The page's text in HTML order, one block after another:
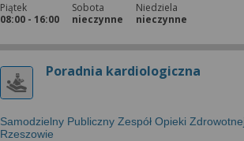
Piątek
08:00 - 16:00
Sobota
nieczynne
Niedziela
nieczynne
Poradnia kardiologiczna
Samodzielny Publiczny Zespół Opieki
Rzeszowie